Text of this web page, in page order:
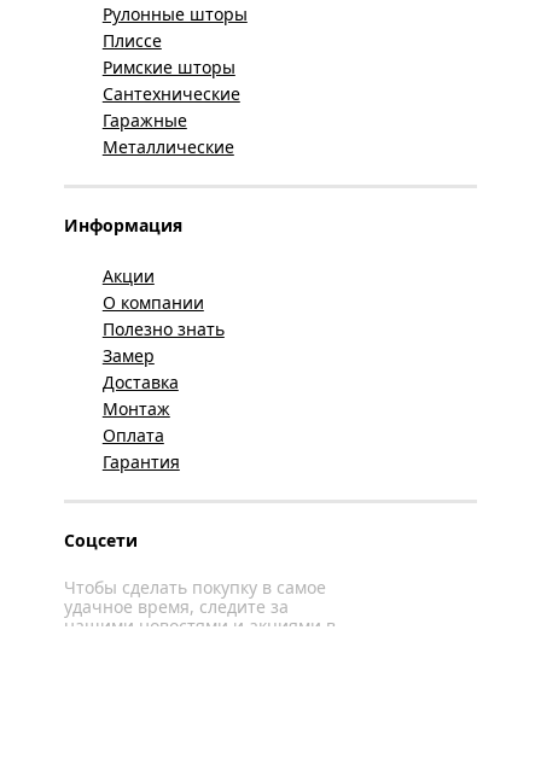
Рулонные шторы
Плиссе
Римские шторы
Сантехнические
Гаражные
Металлические
Информация
Акции
О компании
Полезно знать
Замер
Доставка
Монтаж
Оплата
Гарантия
Соцсети
Чтобы сделать покупку в самое
удачное время, следите за
нашими новостями и акциями в